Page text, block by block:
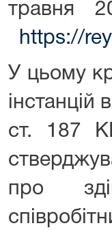
травня
https://
У цьому
ст. 187
про